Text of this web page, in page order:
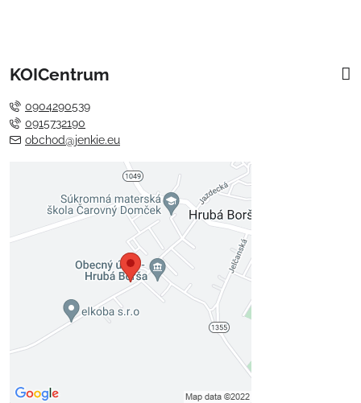
KOICentrum
0904290539
0915732190
obchod@jenkie.eu
Externý obsah je blokovaný
Voľbami súkromia
Prajete si načítať externý obsah?
Povoliť tentokrát
Povoliť a zapamätať - súhlas s